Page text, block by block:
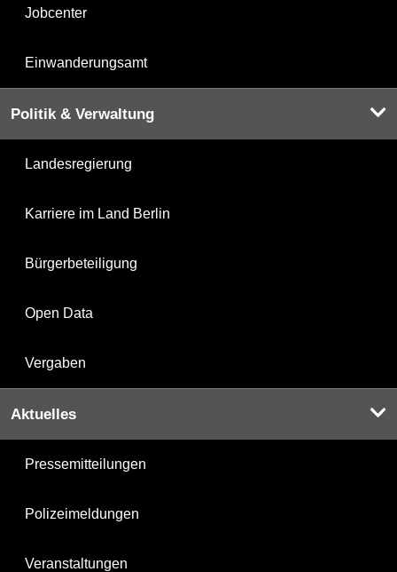
Jobcenter
Einwanderungsamt
Politik & Verwaltung
Landesregierung
Karriere im Land Berlin
Bürgerbeteiligung
Open Data
Vergaben
Aktuelles
Pressemitteilungen
Polizeimeldungen
Veranstaltungen